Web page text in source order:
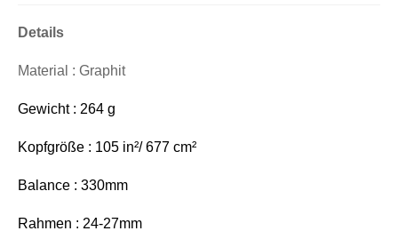
Details
Material : Graphit
Gewicht : 264 g
Kopfgröße : 105 in²/ 677 cm²
Balance : 330mm
Rahmen : 24-27mm